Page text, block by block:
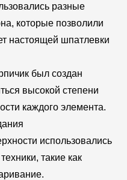
разные
которые позволили
настоящей шпатлевки
был создан
высокой степени
каждого элемента.
использовались
такие как